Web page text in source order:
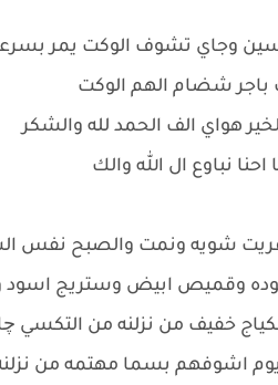
وجاي تشوف الوكت يمر بسرعه
باجر شضام الهم الوكت
هواي الف الحمد لله والشكر
نباوع ال الله والك
شويه ونمت والصبح نفس
وقميص ابيض وستريج اسود
خفيف من نزلنه من التكسي
اشوفهم بسما مهتمه من